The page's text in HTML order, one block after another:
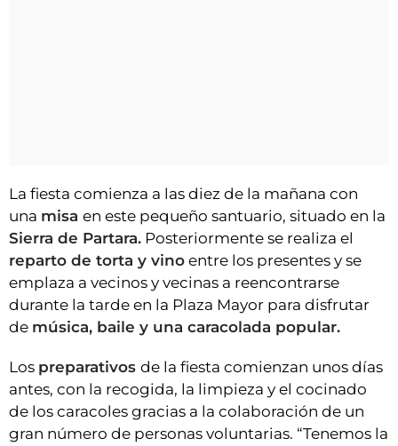
La fiesta comienza a las diez de la mañana con
una misa en este pequeño santuario, situado en la
Sierra de Partara. Posteriormente se realiza el
reparto de torta y vino entre los presentes y se
emplaza a vecinos y vecinas a reencontrarse
durante la tarde en la Plaza Mayor para disfrutar
de música, baile y una caracolada popular.
Los preparativos de la fiesta comienzan unos días
antes, con la recogida, la limpieza y el cocinado
de los caracoles gracias a la colaboración de un
gran número de personas voluntarias. “Tenemos la